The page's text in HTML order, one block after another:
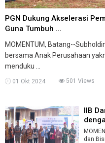
PGN Dukung Akselerasi
Guna Tumbuh ...
MOMENTUM, Batang--
bersama Anak Perusahaan
menduku ...
01 Okt 2024 501 Views
IIB
dan